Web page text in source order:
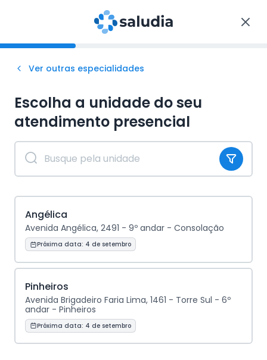
Ver outras especialidades
Escolha a unidade do seu
atendimento presencial
Angélica
Avenida Angélica, 2491 - 9º andar - Consolação
Próxima data: 4 de setembro
Pinheiros
Avenida Brigadeiro Faria Lima, 1461 - Torre Sul - 6º
andar - Pinheiros
Próxima data: 4 de setembro